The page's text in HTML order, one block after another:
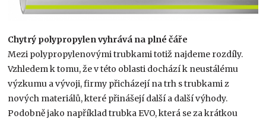
Chytrý polypropylen vyhrává na plné čáře
Mezi polypropylenovými trubkami totiž najdeme rozdíly.
Vzhledem k tomu, že v této oblasti dochází k neustálému
výzkumu a vývoji, firmy přicházejí na trh s trubkami z
nových materiálů, které přinášejí další a další výhody.
Podobně jako například trubka EVO, která se za krátkou